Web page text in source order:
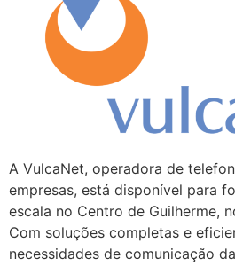
A VulcaNet, operadora de
empresas, está disponível para
escala no Centro de Guilherme,
Com soluções completas e
necessidades de comunicação